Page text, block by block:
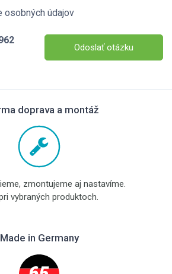
osobných údajov
Odoslať otázku
doprava a montáž
zmontujeme aj nastavíme.
vybraných produktoch.
Made in Germany